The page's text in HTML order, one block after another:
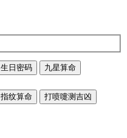
生日密码 九星算命
指纹算命 打喷嚏测吉凶